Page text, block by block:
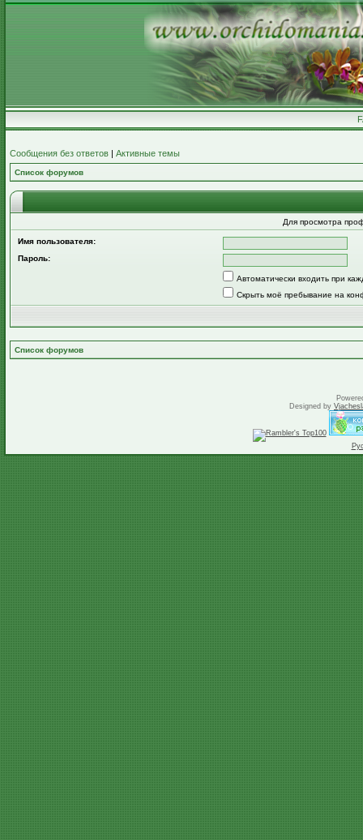
Сообщения без ответов | Активные темы
Список форумов
Для просмотра
Имя пользователя:
Пароль:
Автоматически входить при
Скрыть моё пребывание на
Список форумов
Designed by